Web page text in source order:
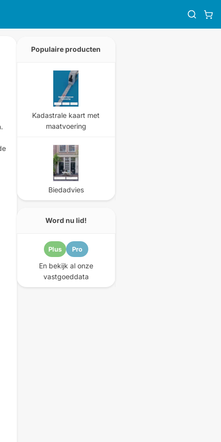
Populaire producten
Kadastrale kaart met
maatvoering
Biedadvies
Word nu lid!
Plus Pro
En bekijk al onze
vastgoeddata